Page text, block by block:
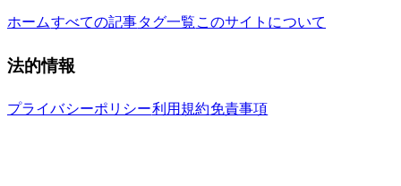
ホームすべての記事タグ一覧 このサイトについて
法的情報
プライバシーポリシー利用規約免責事項